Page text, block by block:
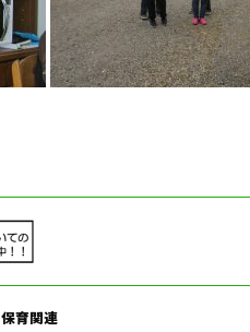
保育関連